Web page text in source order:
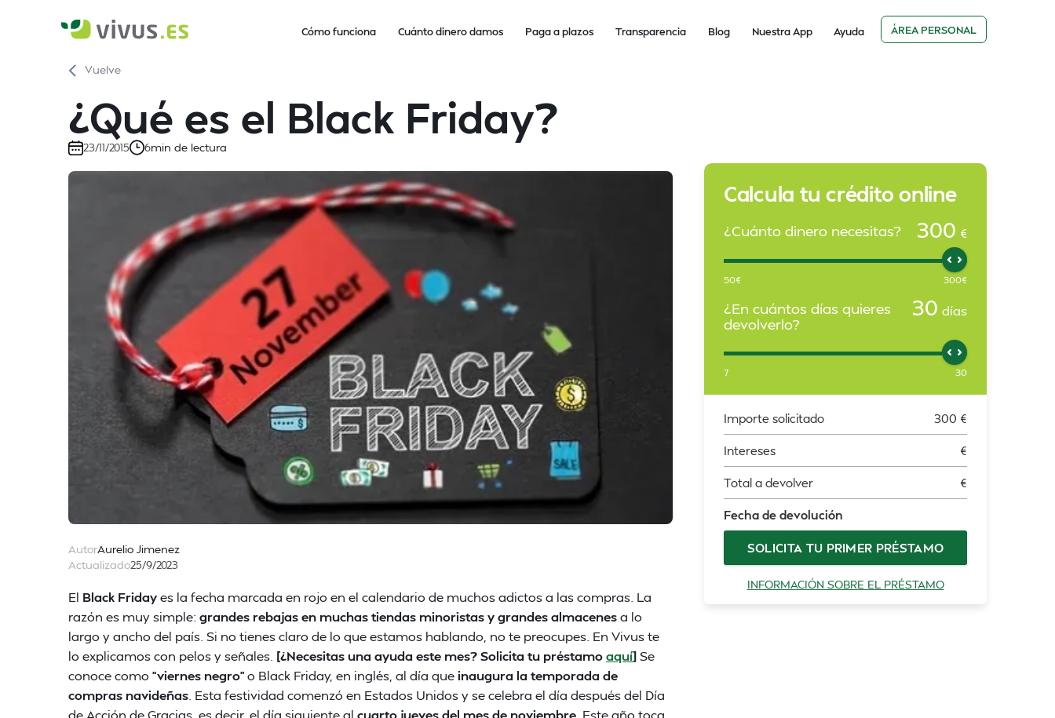
Cómo funciona Cuánto dinero damos Paga a plazos Transparencia Blog Nuestra App Ayuda ÁREA PERSONAL
Vuelve
¿Qué es el Black Friday?
23/11/2015 6min de lectura
AutorAurelio Jimenez
Actualizado25/9/2023
El Black Fridayes la fecha marcada en rojo en el calendario de muchos adictos a las compras. La
razón es muy simple: grandes rebajas en muchas tiendas minoristas y grandes almacenesa lo
largo y ancho del país. Si no tienes claro de lo que estamos hablando, no te preocupes. En Vivus te
lo explicamos con pelos y señales. [¿Necesitas una ayuda este mes? Solicita tu préstamoaquí]Se
conoce como “viernes negro”o Black Friday, en inglés, al día queinaugura la temporada de
compras navideñas . Esta festividad comenzó en Estados Unidos y se celebra el día después del Día
de Acción de Gracias, es decir, el día siguiente al cuarto jueves del mes de noviembre . Este año toca
Calcula tu crédito online
¿Cuánto dinero necesitas? 300 €
50€ 300€
¿En cuántos días quieres
devolverlo?
30 días
7 30
Importe solicitado 300 €
Intereses €
Total a devolver €
Fecha de devolución
SOLICITA TU PRIMER PRÉSTAMO
INFORMACIÓN SOBRE EL PRÉSTAMO